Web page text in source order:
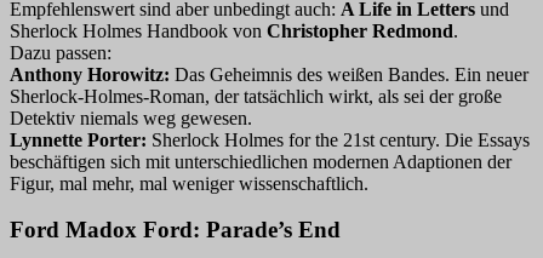
Empfehlenswert sind aber unbedingt auch: A Life in Letters und
Sherlock Holmes Handbook von Christopher Redmond.
Dazu passen:
Anthony Horowitz: Das Geheimnis des weißen Bandes. Ein neuer
Sherlock-Holmes-Roman, der tatsächlich wirkt, als sei der große
Detektiv niemals weg gewesen.
Lynnette Porter: Sherlock Holmes for the 21st century. Die Essays
beschäftigen sich mit unterschiedlichen modernen Adaptionen der
Figur, mal mehr, mal weniger wissenschaftlich.
Ford Madox Ford: Parade’s End